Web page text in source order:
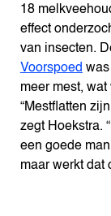
18
effect
van insecten.
Voorspoed
meer mest,
“Mestflatten
zegt Hoekstra.
een goede
maar werkt dat